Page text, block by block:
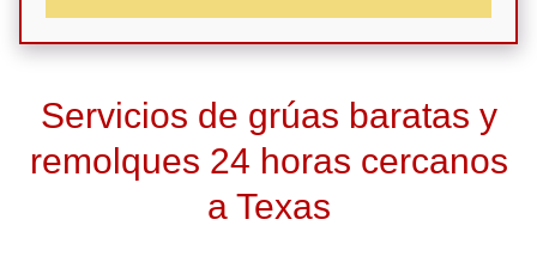
Servicios de grúas baratas y
remolques 24 horas cercanos
a Texas